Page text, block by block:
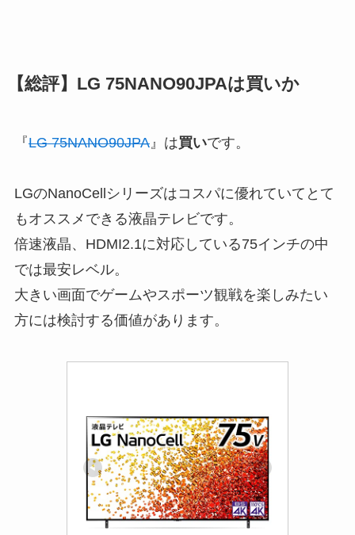
【総評】LG 75NANO90JPAは買いか
『LG 75NANO90JPA』は買いです。
LGのNanoCellシリーズはコスパに優れていてとて
もオススメできる液晶テレビです。
倍速液晶、HDMI2.1に対応している75インチの中
では最安レベル。
大きい画面でゲームやスポーツ観戦を楽しみたい
方には検討する価値があります。